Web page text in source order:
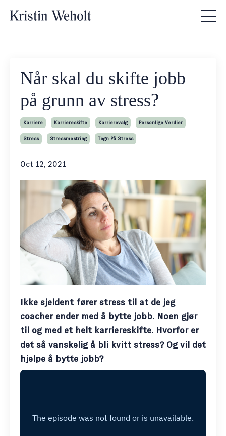
Når skal du skifte jobb
på grunn av stress?
Karriere Karriereskifte Karrierevalg Personlige Verdier
Stress Stressmestring Tegn På Stress
Oct 12, 2021
Ikke sjeldent fører stress til at de jeg
coacher ender med å bytte jobb. Noen gjør
til og med et helt karriereskifte. Hvorfor er
det så vanskelig å bli kvitt stress? Og vil det
hjelpe å bytte jobb?